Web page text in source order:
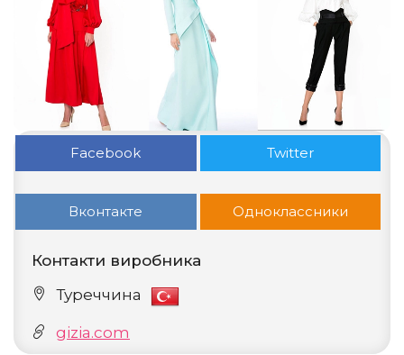
Facebook Twitter
Вконтакте Одноклассники
Контакти виробника
Туреччина
gizia.com